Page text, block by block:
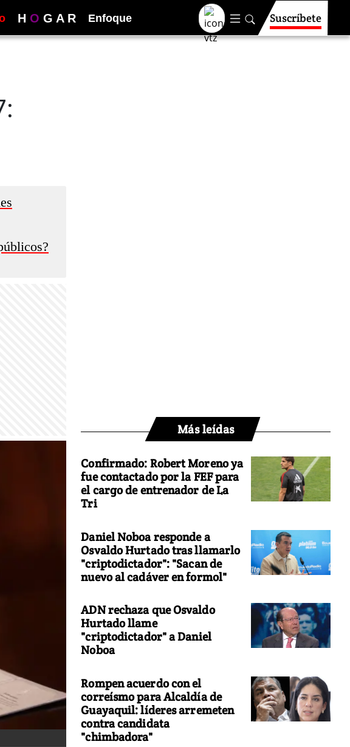
H O G A R Enfoque Suscríbete
Más leídas
Confirmado: Robert Moreno ya
fue contactado por la FEF para
el cargo de entrenador de La
Tri
Daniel Noboa responde a
Osvaldo Hurtado tras llamarlo
"criptodictador": "Sacan de
nuevo al cadáver en formol"
ADN rechaza que Osvaldo
Hurtado llame
"criptodictador" a Daniel
Noboa
Rompen acuerdo con el
correísmo para Alcaldía de
Guayaquil: líderes arremeten
contra candidata
"chimbadora"